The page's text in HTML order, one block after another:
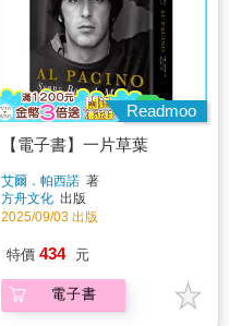
Readmoo
【電子書】一片草葉
艾爾．帕西諾 著
方舟文化 出版
2025/09/03 出版
特價 434 元
電子書